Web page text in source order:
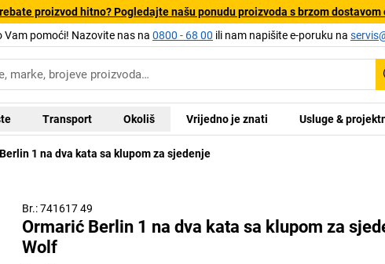
proizvod hitno? Pogledajte našu ponudu proizvoda s brzom dostavom
Vam pomoći! Nazovite nas na 0800 - 68 00 ili nam napišite e-poruku na
Transport Okoliš Vrijedno je znati Usluge &
1 na dva kata sa klupom za sjedenje
Br.: 741617 49
Ormarić Berlin 1 na dva kata sa klupom za
Wolf